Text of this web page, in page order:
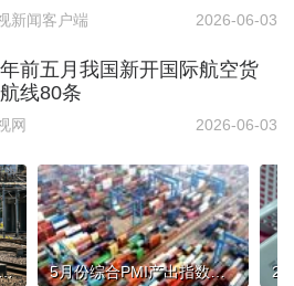
新闻客户端 2026-06-03
前五月我国新开国际航空货
线80条
网 2026-06-03
北高铁哈伊高铁开行首趟动车组测试列车 5月份综合PMI产出指数保持扩张——经济向新向优发展稳步推进